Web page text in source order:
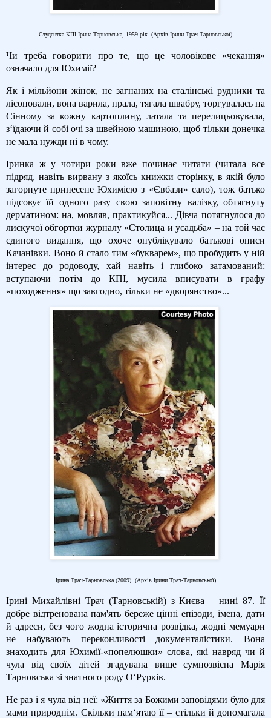
Студентка КПІ Ірина Тарновська, 1959 рік. (Архів Ірини Трач-Тарновської)
Чи треба говорити про те, що це чоловікове «чекання»
означало для Юхимії?
Як і мільйони жінок, не загнаних на сталінські рудники та
лісоповали, вона варила, прала, тягала швабру, торгувалась на
Сінному за кожну картоплину, латала та перелицьовувала,
з‘їдаючи й собі очі за швейною машиною, щоб тільки донечка
не мала нужди ні в чому.
Іринка ж у чотири роки вже починає читати (читала все
підряд, навіть вирвану з якоїсь книжки сторінку, в якій було
загорнуте принесене Юхимією з «Євбази» сало), тож батько
підсовує їй одного разу свою заповітну валізку, обтягнуту
дерматином: на, мовляв, практикуйся... Дівча потягнулося до
лискучої обгортки журналу «Столица и усадьба» – на той час
єдиного видання, що охоче опублікувало батькові описи
Качанівки. Воно й стало тим «букварем», що пробудить у ній
інтерес до родоводу, хай навіть і глибоко затамований:
вступаючи потім до КПІ, мусила вписувати в графу
«походження» що завгодно, тільки не «дворянство»...
Ірина Трач-Тарновська (2009). (Архів Ірини Трач-Тарновської)
Ірині Михайлівні Трач (Тарновській) з Києва – нині 87. Її
добре відтренована пам'ять береже цінні епізоди, імена, дати
й адреси, без чого жодна історична розвідка, жодні мемуари
не набувають переконливості документалістики. Вона
знаходить для Юхимії-«попелюшки» слова, які навряд чи й
чула від своїх дітей згадувана вище сумнозвісна Марія
Тарновська зі знатного роду О‘Рурків.
Не раз і я чула від неї: «Життя за Божими заповідями було для
мами природнім. Скільки пам‘ятаю її – стільки й допомагала